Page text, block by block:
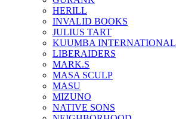
HERILL
INVALID BOOKS
JULIUS TART
KUUMBA INTERNATIONAL
LIBERAIDERS
MARK.S
MASA SCULP
MASU
MIZUNO
NATIVE SONS